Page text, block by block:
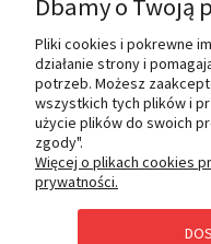
Dbamy o Twoją
Pliki cookies i pokrewne
działanie strony i
potrzeb. Możesz
wszystkich tych plików i
użycie plików do swoich
zgody".
Więcej o plikach cookies
prywatności.